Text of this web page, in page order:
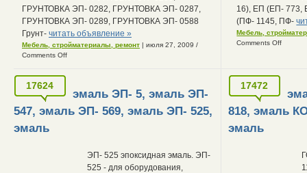
ГРУНТОВКА ЭП- 0282, ГРУНТОВКА ЭП- 0287,
ГРУНТОВКА ЭП- 0289, ГРУНТОВКА ЭП- 0588
Грунт- читать объявление »
Мебель, стройматериалы, ремонт | июля 27, 2009 /
Comments Off
16), ЕП (ЕП- 773,
(ПФ- 1145, ПФ-
Мебель,
Comments Off
17624
эмаль ЭП- 5, эмаль ЭП-
547, эмаль ЭП- 569, эмаль ЭП- 525,
эмаль
ЭП- 525 эпоксидная эмаль. ЭП-
525 - для оборудования,
17472
818, эмаль
эмаль